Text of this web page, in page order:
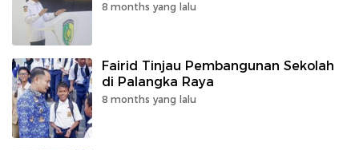
8 months yang lalu
Fairid Tinjau Pembangunan Sekolah
di Palangka Raya
8 months yang lalu